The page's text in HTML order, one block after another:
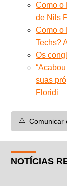
Como o
de Nils
Como o
Techs?
Os
suas
Floridi
⚠️ Comunicar
NOTÍCIAS